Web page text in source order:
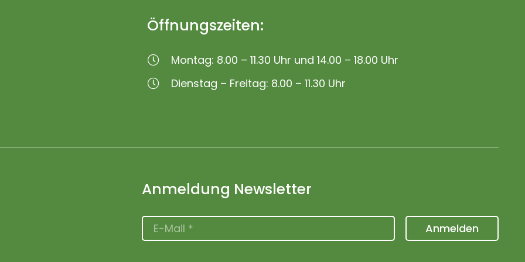
Öffnungszeiten:
Montag: 8.00 – 11.30 Uhr und 14.00 – 18.00 Uhr
Dienstag – Freitag: 8.00 – 11.30 Uhr
Anmeldung Newsletter
Anmelden